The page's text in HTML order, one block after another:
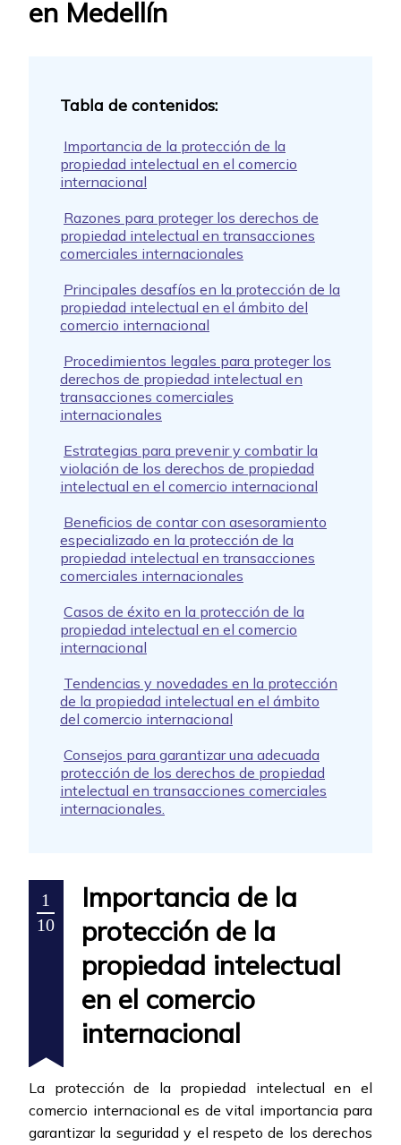
en Medellín
Importancia de la protección de la
propiedad intelectual en el comercio
internacional
Razones para proteger los derechos de
propiedad intelectual en transacciones
comerciales internacionales
Principales desafíos en la protección de la
propiedad intelectual en el ámbito del
comercio internacional
Procedimientos legales para proteger los
derechos de propiedad intelectual en
transacciones comerciales
internacionales
Estrategias para prevenir y combatir la
violación de los derechos de propiedad
intelectual en el comercio internacional
Beneficios de contar con asesoramiento
especializado en la protección de la
propiedad intelectual en transacciones
comerciales internacionales
Casos de éxito en la protección de la
propiedad intelectual en el comercio
internacional
Tendencias y novedades en la protección
de la propiedad intelectual en el ámbito
del comercio internacional
Consejos para garantizar una adecuada
protección de los derechos de propiedad
intelectual en transacciones comerciales
internacionales.
1
10
Importancia de la
protección de la
propiedad intelectual
en el comercio
internacional
La protección de la propiedad intelectual en el
comercio internacional es de vital importancia para
garantizar la seguridad y el respeto de los derechos